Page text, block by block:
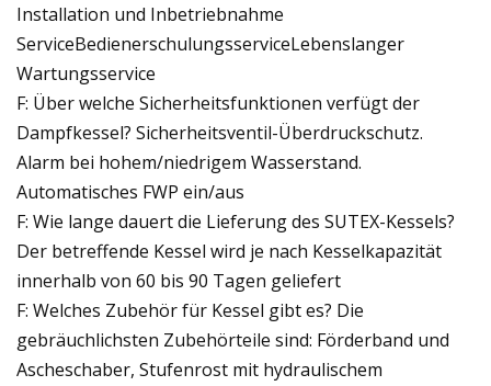
Installation und Inbetriebnahme
ServiceBedienerschulungsserviceLebenslanger
Wartungsservice
F: Über welche Sicherheitsfunktionen verfügt der
Dampfkessel? Sicherheitsventil-Überdruckschutz.
Alarm bei hohem/niedrigem Wasserstand.
Automatisches FWP ein/aus
F: Wie lange dauert die Lieferung des SUTEX-Kessels?
Der betreffende Kessel wird je nach Kesselkapazität
innerhalb von 60 bis 90 Tagen geliefert
F: Welches Zubehör für Kessel gibt es? Die
gebräuchlichsten Zubehörteile sind: Förderband und
Ascheschaber, Stufenrost mit hydraulischem